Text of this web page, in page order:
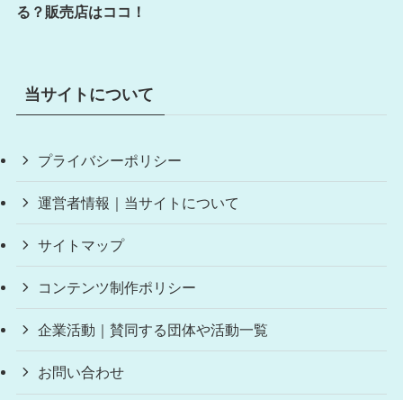
る？販売店はココ！
当サイトについて
プライバシーポリシー
運営者情報｜当サイトについて
サイトマップ
コンテンツ制作ポリシー
企業活動｜賛同する団体や活動一覧
お問い合わせ